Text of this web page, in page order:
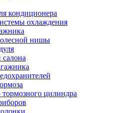
кондиционера
охлаждения
нишы
цилиндра